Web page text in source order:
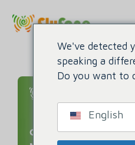
We've detected
speaking a
Do you want to
English